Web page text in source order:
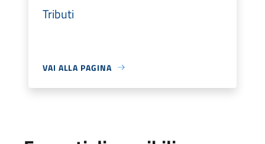
Tributi
VAI ALLA PAGINA